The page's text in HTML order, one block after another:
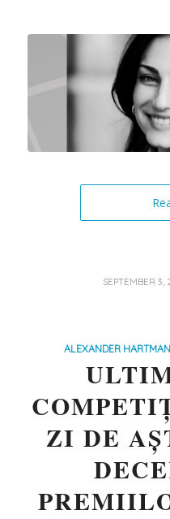
SEPTEMBER 3,
/
ALEXANDER
ZI DE